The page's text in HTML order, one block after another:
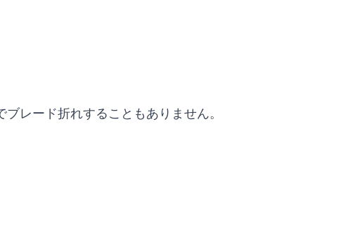
レード折れすることもありません。